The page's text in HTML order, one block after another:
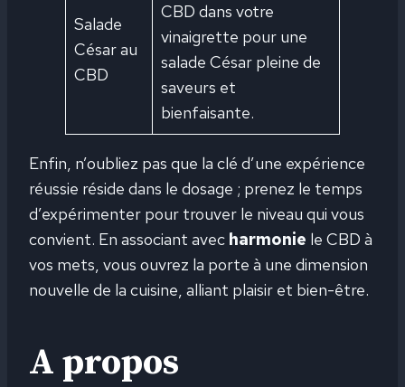
Salade
César au
CBD
CBD dans votre
vinaigrette pour une
salade César pleine de
saveurs et
bienfaisante.
Enfin, n’oubliez pas que la clé d’une expérience
réussie réside dans le dosage ; prenez le temps
d’expérimenter pour trouver le niveau qui vous
convient. En associant avec harmonie le CBD à
vos mets, vous ouvrez la porte à une dimension
nouvelle de la cuisine, alliant plaisir et bien-être.
A propos